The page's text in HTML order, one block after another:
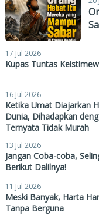
17 Jul 2026
Kupas Tuntas
16 Jul 2026
Ketika Umat Diajarkan
Dunia, Dihadapkan
Ternyata Tidak Murah
13 Jul 2026
Jangan Coba-coba,
Berikut Dalilnya!
11 Jul 2026
Meski Banyak, Harta
Tanpa Berguna